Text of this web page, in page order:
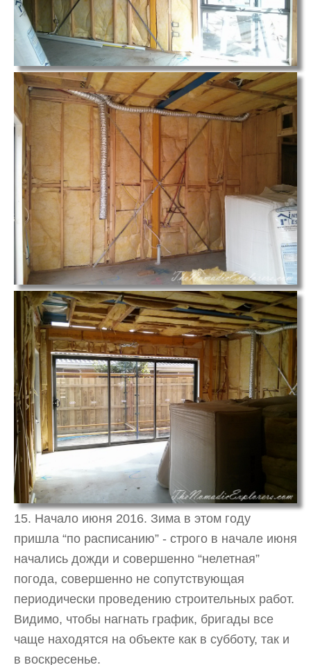
15. Начало июня 2016. Зима в этом году
пришла “по расписанию” - строго в начале июня
начались дожди и совершенно “нелетная”
погода, совершенно не сопутствующая
периодически проведению строительных работ.
Видимо, чтобы нагнать график, бригады все
чаще находятся на объекте как в субботу, так и
в воскресенье.